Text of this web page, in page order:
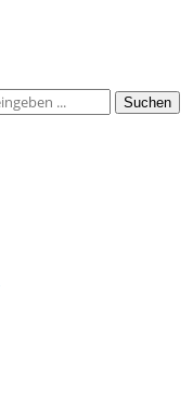
Suchen